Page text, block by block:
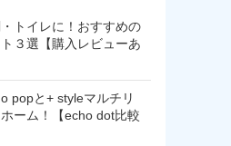
・トイレに！おすすめの
３選【購入レビューあ
popと+ styleマルチリ
ーム！【echo dot比較